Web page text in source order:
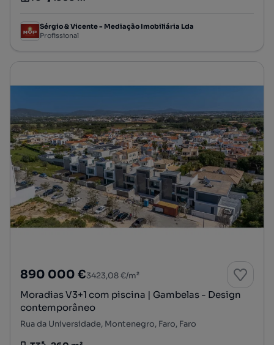
Tipologia
Preço por metro quadrado
Sérgio & Vicente - Mediação Imobiliária Lda
Profissional
890 000 €3423,08 €/m²
Moradias V3+1 com piscina | Gambelas - Design
contemporâneo
Rua da Universidade, Montenegro, Faro, Faro